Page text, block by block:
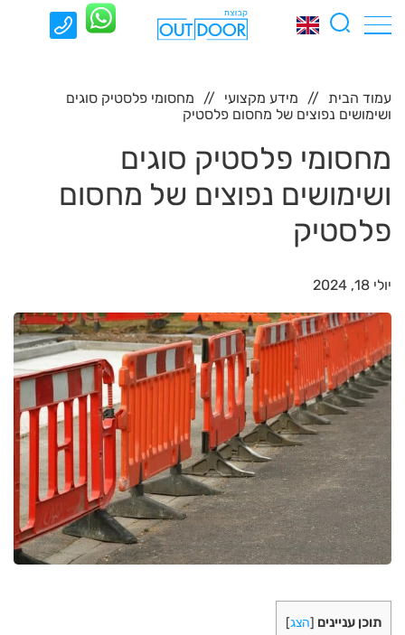
עמוד הבית מידע מקצועי
מחסומי פלסטיק סוגים
ושימושים נפוצים של מחסום פלסטיק
מחסומי פלסטיק סוגים
ושימושים נפוצים של מחסום
פלסטיק
יולי 18, 2024
תוכן עניינים [הצג]